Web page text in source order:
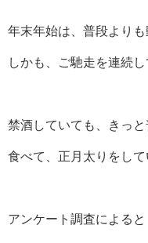
年末年始は、普段より
しかも、ご馳走を連続し
禁酒していても、きっと
食べて、正月太りをして
アンケート調査によると